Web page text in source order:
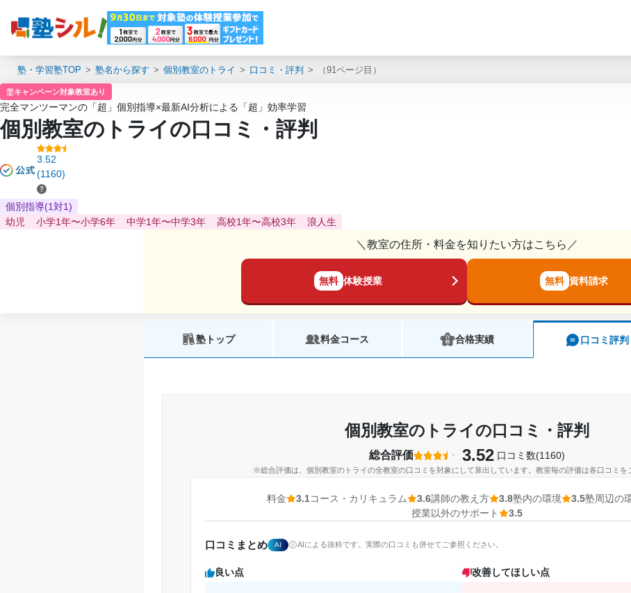
塾・学習塾TOP 塾名から探す 個別教室のトライ 口コミ・評判 （91ページ目）
キャンペーン対象教室あり
完全マンツーマンの「超」個別指導×最新AI分析による「超」効率学習
個別教室のトライの口コミ・評判
3.52
(1160)
個別指導(1対1)
幼児
小学1年〜小学6年 中学1年〜中学3年 高校1年〜高校3年 浪人生
＼教室の住所・料金を知りたい方はこちら／
無料 体験授業 無料 資料請求
塾トップ 料金コース 合格実績 口コミ評判
個別教室のトライの口コミ・評判
総合評価 3.52 口コミ数(1160)
※総合評価は、個別教室のトライの全教室の口コミを対象にして算出しています。教室毎の評価は各口コミを
料金 3.1コース・カリキュラム 3.6講師の教え方 3.8塾内の環境 3.5塾周辺の
授業以外のサポート
3.5
口コミまとめ AI AIによる抜粋です。実際の口コミも併せてご参照ください。
良い点 改善してほしい点